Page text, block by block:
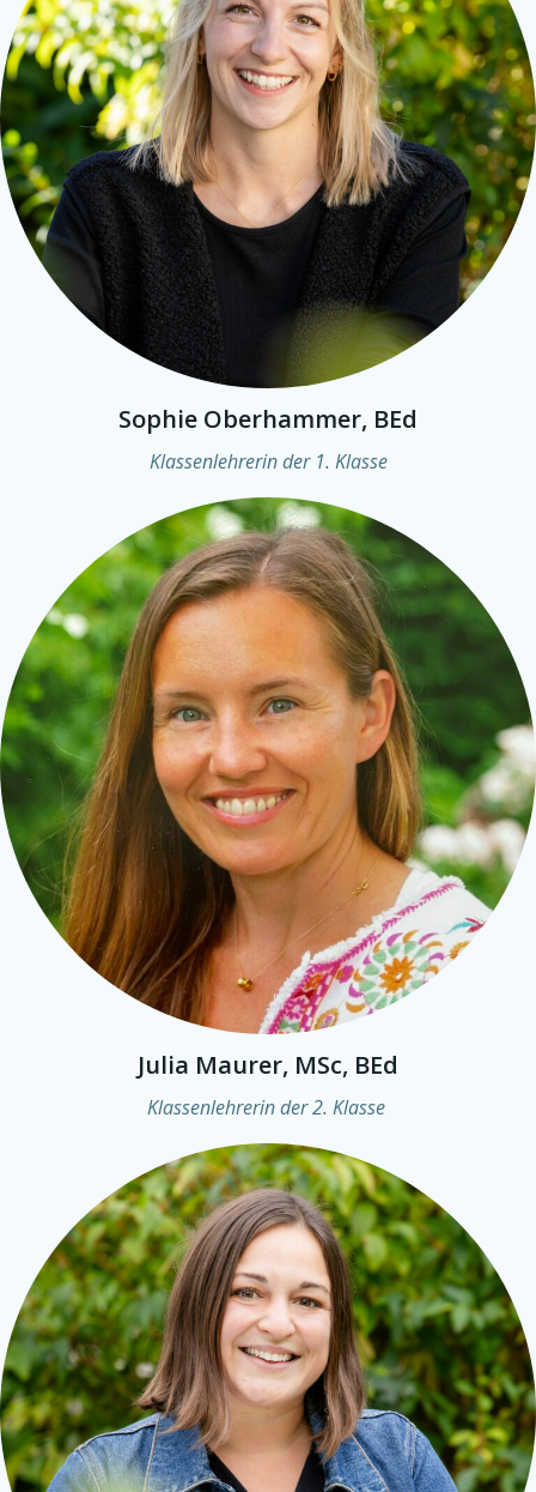
Sophie Oberhammer, BEd
Klassenlehrerin der 1. Klasse
Julia Maurer, MSc, BEd
Klassenlehrerin der 2. Klasse